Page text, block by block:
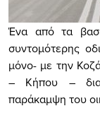
Ένα από τα
συντομότερης
μόνο- με την
– Κήπου –
παράκαμψη του